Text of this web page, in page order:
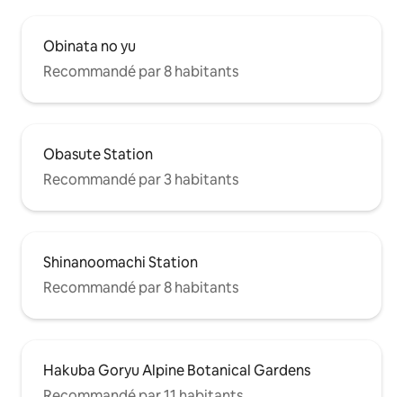
Obinata no yu
Recommandé par 8 habitants
Obasute Station
Recommandé par 3 habitants
Shinanoomachi Station
Recommandé par 8 habitants
Hakuba Goryu Alpine Botanical Gardens